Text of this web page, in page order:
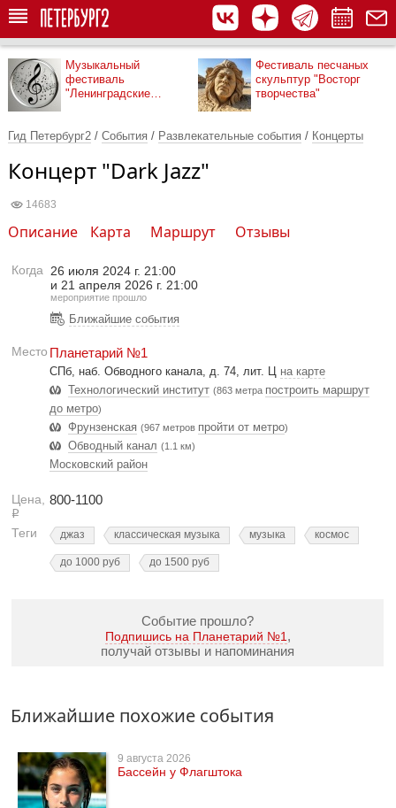
Музыкальный
фестиваль
"Ленинградские
Фестиваль песчаных
скульптур "Восторг
творчества"
Гид Петербург2 / События / Развлекательные события / Концерты
Концерт "Dark Jazz"
14683
Описание Карта Маршрут Отзывы
Когда
26 июля 2024 г. 21:00
и 21 апреля 2026 г. 21:00
мероприятие прошло
Ближайшие события
Место Планетарий №1
СПб, наб. Обводного канала, д. 74, лит. Ц на карте
Технологический институт (863 метра построить маршрут
до метро)
Фрунзенская (967 метров пройти от метро)
Обводный канал (1.1 км)
Московский район
Цена,
Р
800-1100
Теги джаз классическая музыка музыка космос
до 1000 руб до 1500 руб
Событие прошло?
Подпишись на Планетарий №1 ,
получай отзывы и напоминания
Ближайшие похожие события
9 августа 2026
Бассейн у Флагштока